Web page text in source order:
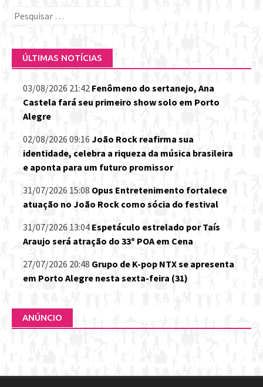
Pesquisar
ÚLTIMAS NOTÍCIAS
03/08/2026 21:42 Fenômeno do sertanejo, Ana
Castela fará seu primeiro show solo em Porto
Alegre
02/08/2026 09:16 João Rock reafirma sua
identidade, celebra a riqueza da música brasileira
e aponta para um futuro promissor
31/07/2026 15:08 Opus Entretenimento fortalece
atuação no João Rock como sócia do festival
31/07/2026 13:04 Espetáculo estrelado por Taís
Araujo será atração do 33º POA em Cena
27/07/2026 20:48 Grupo de K-pop NTX se apresenta
em Porto Alegre nesta sexta-feira (31)
ANÚNCIO